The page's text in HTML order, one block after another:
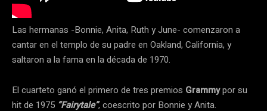
Las hermanas -Bonnie, Anita, Ruth y June- comenzaron a
cantar en el templo de su padre en Oakland, California, y
saltaron a la fama en la década de 1970.
El cuarteto ganó el primero de tres premios Grammypor su
hit de 1975 “Fairytale”, coescrito por Bonnie y Anita.